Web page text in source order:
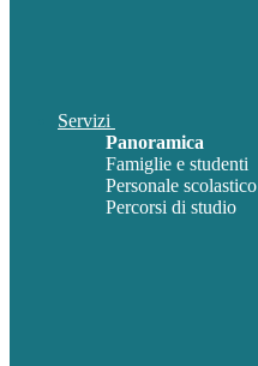
Servizi
Panoramica
Famiglie e studenti
Personale scolastico
Percorsi di studio